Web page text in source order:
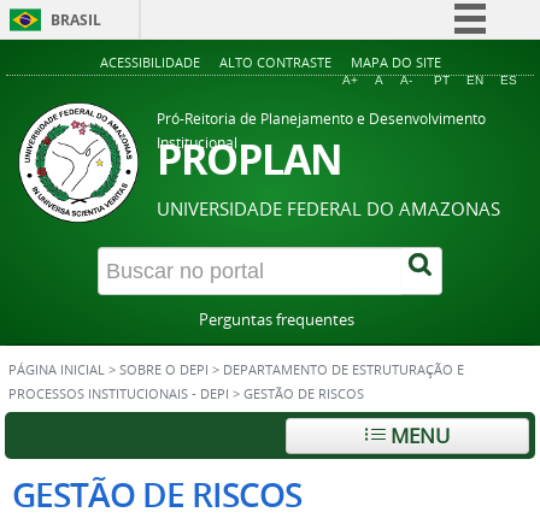
BRASIL
Simplifique!
Acesso à informação
Legislação
Canais
ACESSIBILIDADE ALTO CONTRASTE MAPA DO SITE
A+ A A- PT EN ES
Pró-Reitoria de Planejamento e Desenvolvimento
Institucional
PROPLAN
UNIVERSIDADE FEDERAL DO AMAZONAS
Perguntas frequentes
PÁGINA INICIAL > SOBRE O DEPI > DEPARTAMENTO DE ESTRUTURAÇÃO E
PROCESSOS INSTITUCIONAIS - DEPI > GESTÃO DE RISCOS
MENU
GESTÃO DE RISCOS